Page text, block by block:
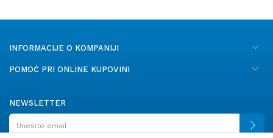
INFORMACIJE O KOMPANIJI
POMOĆ PRI ONLINE KUPOVINI
NEWSLETTER